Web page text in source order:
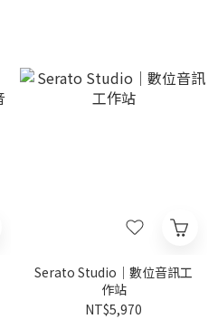
Serato Studio｜數位音訊工
作站
NT$5,970